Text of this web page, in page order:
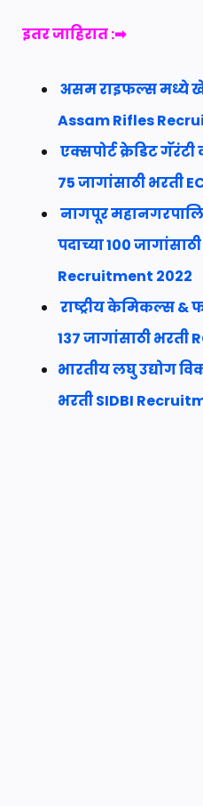
इतरजाहिरात :➡
असम राइफल्स मध्ये
Assam Rifles
एक्सपोर्ट क्रेडिट
75 जागांसाठी भरती
नागपूर
पदाच्या 100
Recruitment 2022
राष्ट्रीय केमिकल्स &
137 जागांसाठी भरती
भारतीय लघु उद्योग
भरती SIDBI